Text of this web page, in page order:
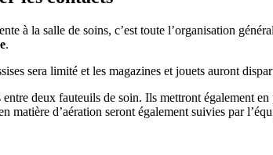
à la salle de soins, c’est toute l’organisation
.
sera limité et les magazines et jouets auront
deux fauteuils de soin. Ils mettront également
matière d’aération seront également suivies par